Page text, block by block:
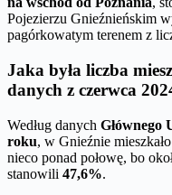
Pojezierzu Gnieźnieńskim
pagórkowatym terenem z
Jaka była liczba
danych z czerwca
Według danych Głównego
roku, w Gnieźnie mieszkało
nieco ponad połowę, bo
stanowili 47,6%.